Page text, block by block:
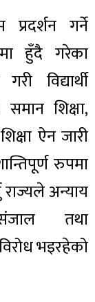
प्रदर्शन गर्ने
हुँदै गरेका
विद्यार्थी
शिक्षा,
ऐन जारी
रुपमा
राज्यले अन्याय
तथा
भइरहेको